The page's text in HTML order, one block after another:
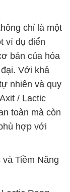
chỉ là một
ví dụ điển
bản của hóa
Với khả
nhiên và quy
/ Lactic
toàn mà còn
hợp với
Tiềm Năng